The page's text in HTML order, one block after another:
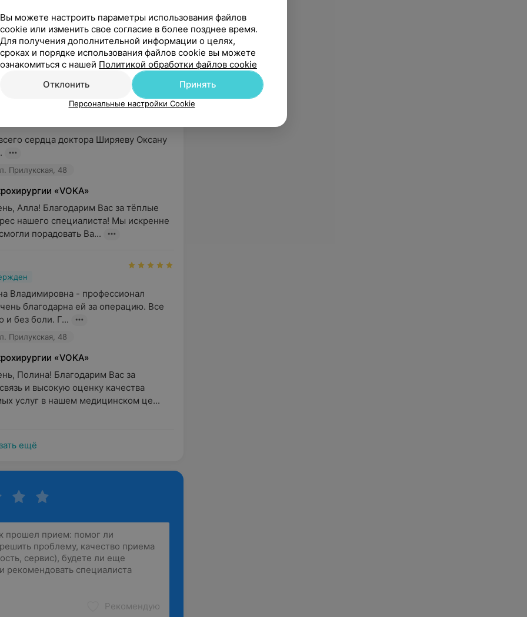
«VOKA»
Благодарим, что нашли время для
оценили работу наших
Крепкого Вам здоровья и ...
катаракты на глазах с заменой
сердца доктора Ширяеву Оксану
Прилукская, 48
«VOKA»
Алла! Благодарим Вас за тёплые
нашего специалиста! Мы искренне
порадовать Ва...
Владимировна - профессионал
благодарна ей за операцию. Все
и без боли. Г...
Прилукская, 48
«VOKA»
Полина! Благодарим Вас за
и высокую оценку качества
услуг в нашем медицинском це...
ещё
Рекомендую
Вы можете настроить параметры использования файлов
cookie или изменить свое согласие в более позднее время.
Для получения дополнительной информации о целях,
сроках и порядке использования файлов cookie вы можете
ознакомиться с нашей Политикой обработки файлов cookie
Отклонить
Принять
Персональные настройки Cookie